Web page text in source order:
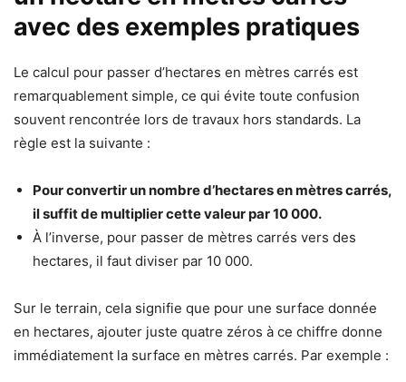
avec des exemples pratiques
Le calcul pour passer d’hectares en mètres carrés est
remarquablement simple, ce qui évite toute confusion
souvent rencontrée lors de travaux hors standards. La
règle est la suivante :
Pour convertir un nombre d’hectares en mètres carrés,
il suffit de multiplier cette valeur par 10 000.
À l’inverse, pour passer de mètres carrés vers des
hectares, il faut diviser par 10 000.
Sur le terrain, cela signifie que pour une surface donnée
en hectares, ajouter juste quatre zéros à ce chiffre donne
immédiatement la surface en mètres carrés. Par exemple :